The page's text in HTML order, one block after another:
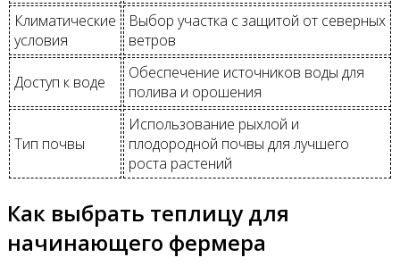
Климатические
условия
Выбор участка с защитой от северных
ветров
Доступ к воде
Обеспечение источников воды для
полива и орошения
Тип почвы
Использование рыхлой и
плодородной почвы для лучшего
роста растений
Как выбрать теплицу для
начинающего фермера